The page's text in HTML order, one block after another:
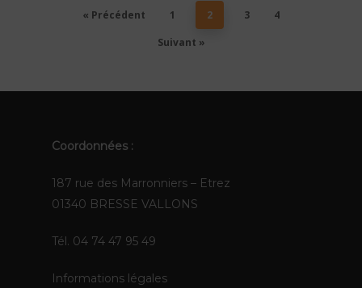
« Précédent 1 2 3
4
Suivant »
Coordonnées :
187 rue des Marronniers – Etrez
01340 BRESSE VALLONS
Tél. 04 74 47 95 49
Informations légales